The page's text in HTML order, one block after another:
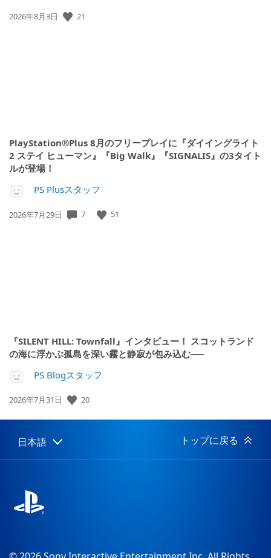
公
2026年8月3日 21
PlayStation®Plus 8月のフリープレイに『ダイイングライト
2 ステイ ヒューマン』『Big Walk』『SIGNALIS』の3タイト
ルが登場！
PS Plusスタッフ
公
2026年7月29日 7 51
『SILENT HILL: Townfall』インタビュー！ スコットランド
の海に浮かぶ孤島を深い霧と静寂が包み込む──
PS Blogスタッフ
公
日:
2026年7月31日 20
Select
a
Current
region:
日本語 トップに戻る